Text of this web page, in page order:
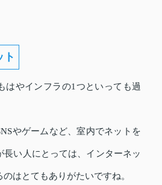
ト
はやインフラの1つといっても過
やゲームなど、室内でネットを
長い人にとっては、インターネッ
はとてもありがたいですね。